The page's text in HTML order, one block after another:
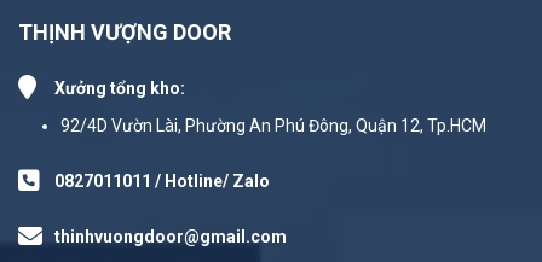
THỊNH VƯỢNG DOOR
Xưởng tổng kho:
92/4D Vườn Lài, Phường An Phú Đông, Quận 12, Tp.HCM
0827011011 / Hotline/ Zalo
thinhvuongdoor@gmail.com